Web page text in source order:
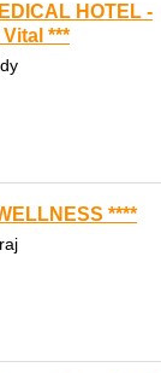
HOTEL -
***
****